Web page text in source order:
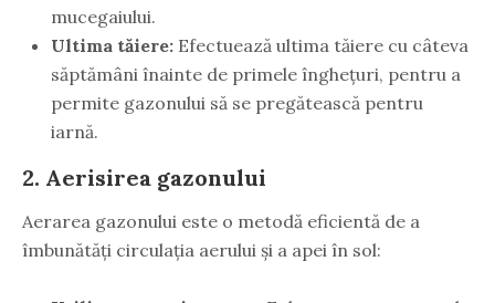
mucegaiului.
Ultima tăiere: Efectuează ultima tăiere cu câteva
săptămâni înainte de primele înghețuri, pentru a
permite gazonului să se pregătească pentru
iarnă.
2. Aerisirea gazonului
Aerarea gazonului este o metodă eficientă de a
îmbunătăți circulația aerului și a apei în sol: